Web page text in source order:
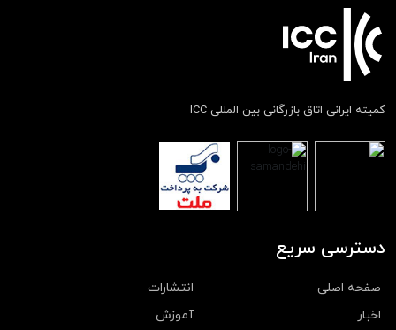
کمیته ایرانی اتاق بازرگانی بین المللی ICC
دسترسی سریع
صفحه اصلی
انتشارات
اخبار
آموزش